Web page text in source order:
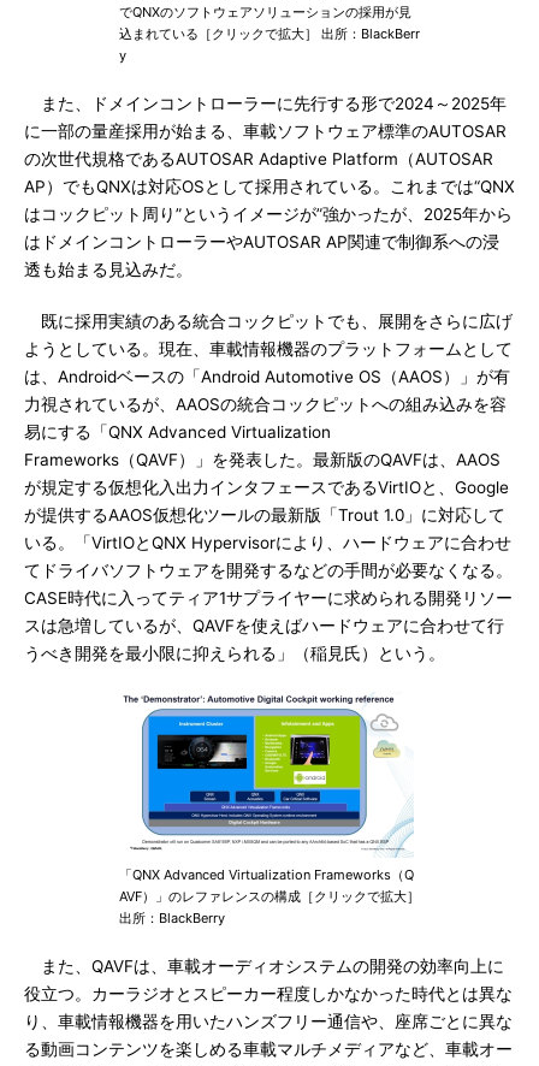
でQNXのソフトウェアソリューションの採用が見
込まれている［クリックで拡大］ 出所：BlackBerr
y
また、ドメインコントローラーに先行する形で2024～2025年
に一部の量産採用が始まる、車載ソフトウェア標準のAUTOSAR
の次世代規格であるAUTOSAR Adaptive Platform（AUTOSAR
AP）でもQNXは対応OSとして採用されている。これまでは“QNX
はコックピット周り”というイメージが”強かったが、2025年から
はドメインコントローラーやAUTOSAR AP関連で制御系への浸
透も始まる見込みだ。
既に採用実績のある統合コックピットでも、展開をさらに広げ
ようとしている。現在、車載情報機器のプラットフォームとして
は、Androidベースの「Android Automotive OS（AAOS）」が有
力視されているが、AAOSの統合コックピットへの組み込みを容
易にする「QNX Advanced Virtualization
Frameworks（QAVF）」を発表した。最新版のQAVFは、AAOS
が規定する仮想化入出力インタフェースであるVirtIOと、Google
が提供するAAOS仮想化ツールの最新版「Trout 1.0」に対応して
いる。「VirtIOとQNX Hypervisorにより、ハードウェアに合わせ
てドライバソフトウェアを開発するなどの手間が必要なくなる。
CASE時代に入ってティア1サプライヤーに求められる開発リソー
スは急増しているが、QAVFを使えばハードウェアに合わせて行
うべき開発を最小限に抑えられる」（稲見氏）という。
「QNX Advanced Virtualization Frameworks（Q
AVF）」のレファレンスの構成［クリックで拡大］
出所：BlackBerry
また、QAVFは、車載オーディオシステムの開発の効率向上に
役立つ。カーラジオとスピーカー程度しかなかった時代とは異な
り、車載情報機器を用いたハンズフリー通信や、座席ごとに異な
る動画コンテンツを楽しめる車載マルチメディアなど、車載オー